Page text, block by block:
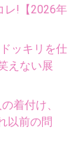
レ!【2026年
ッキリを仕
えない展
着付け、
以前の問